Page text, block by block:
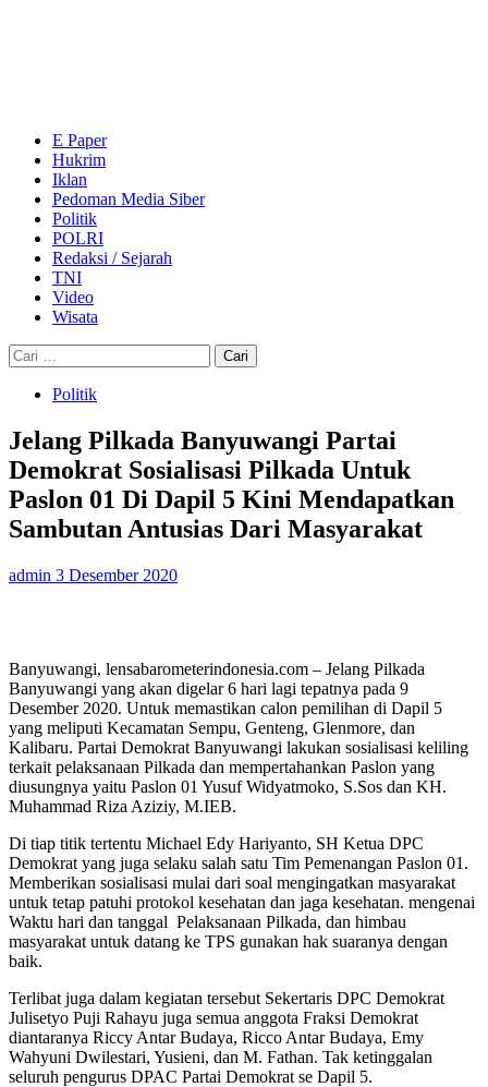
E Paper
Hukrim
Iklan
Pedoman Media Siber
Politik
POLRI
Redaksi / Sejarah
TNI
Video
Wisata
Cari
untuk:
Politik
Jelang Pilkada Banyuwangi Partai
Demokrat Sosialisasi Pilkada Untuk
Paslon 01 Di Dapil 5 Kini Mendapatkan
Sambutan Antusias Dari Masyarakat
admin 3 Desember 2020
Banyuwangi, lensabarometerindonesia.com – Jelang Pilkada
Banyuwangi yang akan digelar 6 hari lagi tepatnya pada 9
Desember 2020. Untuk memastikan calon pemilihan di Dapil 5
yang meliputi Kecamatan Sempu, Genteng, Glenmore, dan
Kalibaru. Partai Demokrat Banyuwangi lakukan sosialisasi keliling
terkait pelaksanaan Pilkada dan mempertahankan Paslon yang
diusungnya yaitu Paslon 01 Yusuf Widyatmoko, S.Sos dan KH.
Muhammad Riza Aziziy, M.IEB.
Di tiap titik tertentu Michael Edy Hariyanto, SH Ketua DPC
Demokrat yang juga selaku salah satu Tim Pemenangan Paslon 01.
Memberikan sosialisasi mulai dari soal mengingatkan masyarakat
untuk tetap patuhi protokol kesehatan dan jaga kesehatan. mengenai
Waktu hari dan tanggal Pelaksanaan Pilkada, dan himbau
masyarakat untuk datang ke TPS gunakan hak suaranya dengan
baik.
Terlibat juga dalam kegiatan tersebut Sekertaris DPC Demokrat
Julisetyo Puji Rahayu juga semua anggota Fraksi Demokrat
diantaranya Riccy Antar Budaya, Ricco Antar Budaya, Emy
Wahyuni Dwilestari, Yusieni, dan M. Fathan. Tak ketinggalan
seluruh pengurus DPAC Partai Demokrat se Dapil 5.